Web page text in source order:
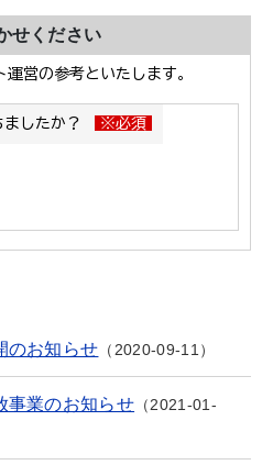
せください
のお知らせ 2020-09-11
事業のお知らせ
2021-01-